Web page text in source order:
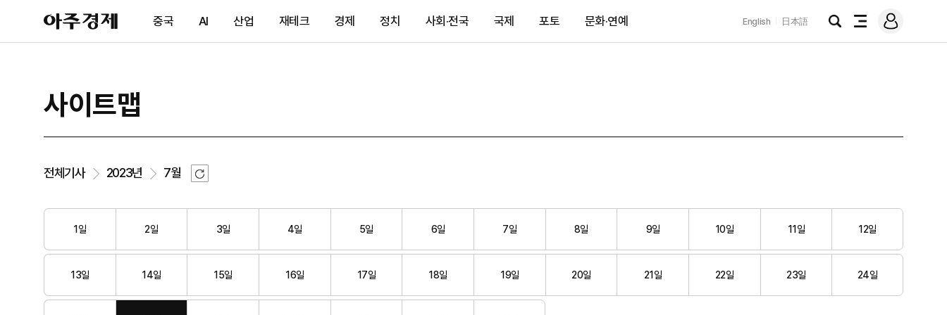
아
주
제
중국 AI 산업 재테크 경제 정치 사회·전국 국제 포토 문화·연예 English 日本語
검
전
메
그
사이트맵
전체기사 2023년 7월
새
로
침
1일 2일 3일 4일 5일 6일 7일 8일 9일 10일 11일 12일
13일 14일 15일 16일 17일 18일 19일 20일 21일 22일 23일 24일